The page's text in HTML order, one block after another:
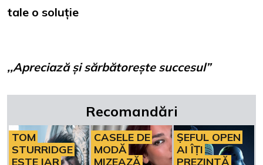
tale o soluție
,,Apreciază și sărbătorește succesul”
Recomandări
TOM
STURRIDGE
ESTE IAR
CASELE DE
MODĂ
MIZEAZĂ
ȘEFUL OPEN
AI ÎȚI
PREZINTĂ